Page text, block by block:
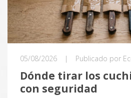
05/08/2026 | Publicado por
Dónde tirar los
con seguridad